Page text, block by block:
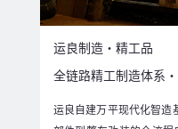
运良制造・精工品
全链路精工制造体系
运良自建万平现代化智造